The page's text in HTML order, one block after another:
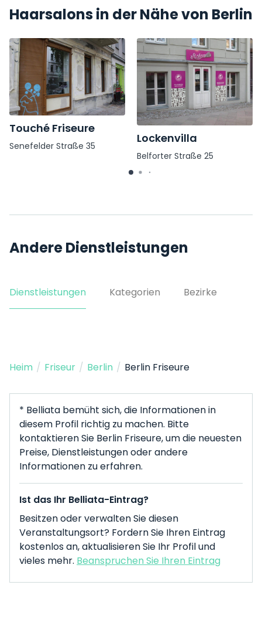
Haarsalons in der Nähe von Berlin
Touché Friseure
Senefelder Straße 35
Lockenvilla
Belforter Straße 25
Andere Dienstleistungen
Dienstleistungen Kategorien Bezirke
Heim / Friseur / Berlin / Berlin Friseure
* Belliata bemüht sich, die Informationen in
diesem Profil richtig zu machen. Bitte
kontaktieren Sie Berlin Friseure, um die neuesten
Preise, Dienstleistungen oder andere
Informationen zu erfahren.
Ist das Ihr Belliata-Eintrag?
Besitzen oder verwalten Sie diesen
Veranstaltungsort? Fordern Sie Ihren Eintrag
kostenlos an, aktualisieren Sie Ihr Profil und
vieles mehr. Beanspruchen Sie Ihren Eintrag